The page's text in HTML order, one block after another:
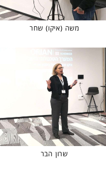
משה (איקו) שחר
שרון הבר